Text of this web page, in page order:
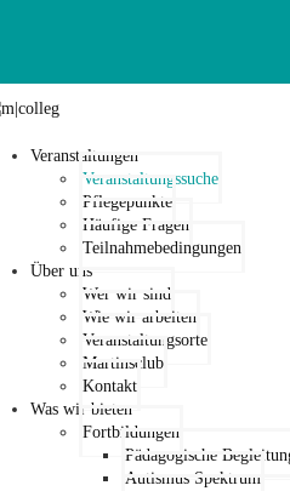
Veranstaltungen
Veranstaltungssuche
Pflegepunkte
Häufige Fragen
Teilnahmebedingungen
Über uns
Wer wir sind
Wie wir arbeiten
Veranstaltungsorte
Martinsclub
Kontakt
Was wir bieten
Fortbildungen
Pädagogische
Autismus Spektrum